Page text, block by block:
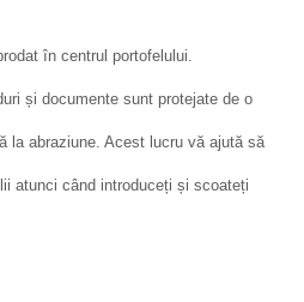
în centrul portofelului.
și documente sunt protejate de o
la abraziune. Acest lucru vă ajută să
atunci când introduceți și scoateți